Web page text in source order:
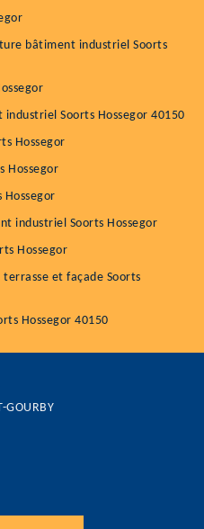
bâtiment industriel Soorts
Soorts Hossegor 40150
Hossegor
Hossegor
Hossegor
industriel Soorts Hossegor
Hossegor
et façade Soorts
Hossegor 40150
GOURBY
c'est préserver sa
en couverture et facade
Prix au m²
9 € / m²
SAAS-ET-GOURBY